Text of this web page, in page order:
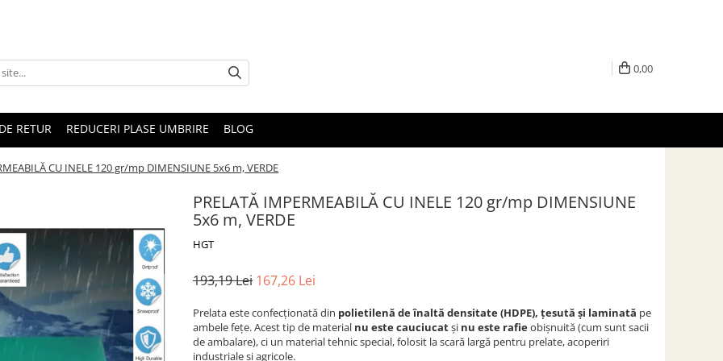
0,00
RETUR REDUCERI PLASE UMBRIRE BLOG
CU INELE 120 gr/mp DIMENSIUNE 5x6 m, VERDE
PRELATĂ IMPERMEABILĂ CU INELE 120 gr/mp DIMENSIUNE
5x6 m, VERDE
HGT
193,19 Lei 167,26 Lei
Prelata este confecționată din polietilenă de înaltă densitate (HDPE), țesută și laminată pe
ambele fețe. Acest tip de material nu este cauciucatși nu este rafieobișnuită (cum sunt sacii
de ambalare), ci un material tehnic special, folosit la scară largă pentru prelate, acoperiri
industriale și agricole.